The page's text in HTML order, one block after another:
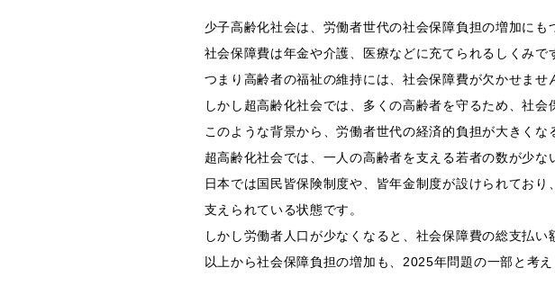
少子高齢化社会は、労働者世代の社会保障負担の増加にも
社会保障費は年金や介護、医療などに充てられるしくみで
つまり高齢者の福祉の維持には、社会保障費が欠かせませ
しかし超高齢化社会では、多くの高齢者を守るため、社会
このような背景から、労働者世代の経済的負担が大きくな
超高齢化社会では、一人の高齢者を支える若者の数が少な
日本では国民皆保険制度や、皆年金制度が設けられてお
支えられている状態です。
しかし労働者人口が少なくなると、社会保障費の総支払い
以上から社会保障負担の増加も、2025年問題の一部と考え